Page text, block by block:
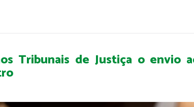
Tribunais de Justiça o envio